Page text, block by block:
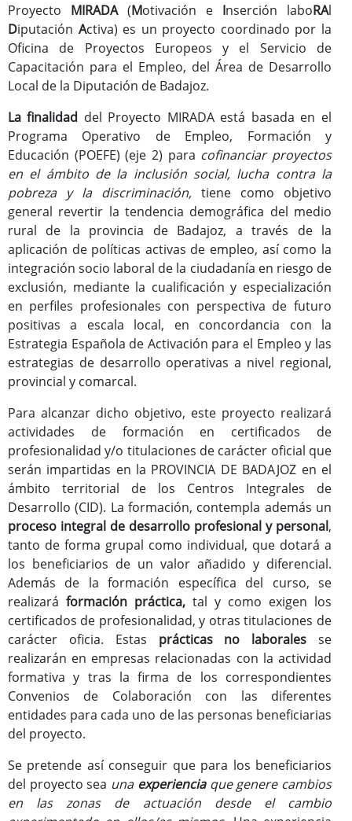
Proyecto MIRADA (Motivación e Inserción laboRAl
Diputación Activa) es un proyecto coordinado por la
Oficina de Proyectos Europeos y el Servicio de
Capacitación para el Empleo, del Área de Desarrollo
Local de la Diputación de Badajoz.
La finalidad del Proyecto MIRADA está basada en el
Programa Operativo de Empleo, Formación y
Educación (POEFE) (eje 2) para cofinanciar proyectos
en el ámbito de la inclusión social, lucha contra la
pobreza y la discriminación, tiene como objetivo
general revertir la tendencia demográfica del medio
rural de la provincia de Badajoz, a través de la
aplicación de políticas activas de empleo, así como la
integración socio laboral de la ciudadanía en riesgo de
exclusión, mediante la cualificación y especialización
en perfiles profesionales con perspectiva de futuro
positivas a escala local, en concordancia con la
Estrategia Española de Activación para el Empleo y las
estrategias de desarrollo operativas a nivel regional,
provincial y comarcal.
Para alcanzar dicho objetivo, este proyecto realizará
actividades de formación en certificados de
profesionalidad y/o titulaciones de carácter oficial que
serán impartidas en la PROVINCIA DE BADAJOZ en el
ámbito territorial de los Centros Integrales de
Desarrollo (CID). La formación, contempla además un
proceso integral de desarrollo profesional y personal,
tanto de forma grupal como individual, que dotará a
los beneficiarios de un valor añadido y diferencial.
Además de la formación específica del curso, se
realizará formación práctica, tal y como exigen los
certificados de profesionalidad, y otras titulaciones de
carácter oficia. Estas prácticas no laborales se
realizarán en empresas relacionadas con la actividad
formativa y tras la firma de los correspondientes
Convenios de Colaboración con las diferentes
entidades para cada uno de las personas beneficiarias
del proyecto.
Se pretende así conseguir que para los beneficiarios
del proyecto sea una experiencia que genere cambios
en las zonas de actuación desde el cambio